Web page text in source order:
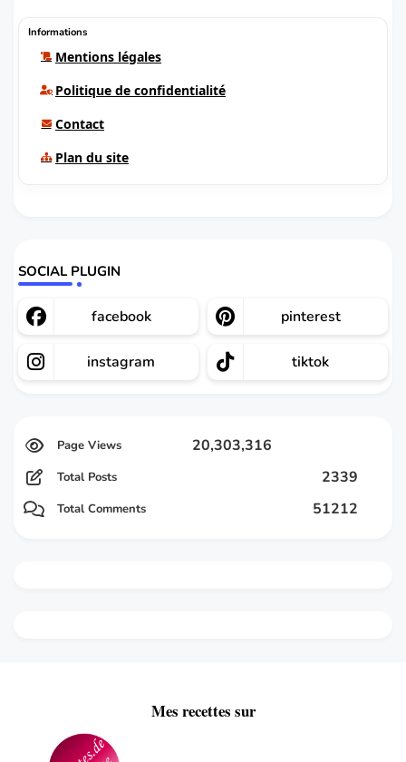
Informations
Mentions légales
Politique de confidentialité
Contact
Plan du site
SOCIAL PLUGIN
facebook pinterest
instagram tiktok
20,303,316
Total Posts 2339
Total Comments 51212
Mes recettes sur